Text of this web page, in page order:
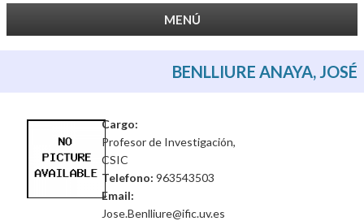
MENÚ
BENLLIURE ANAYA, JOSÉ
Cargo:
Profesor de Investigación,
CSIC
Telefono: 963543503
Email:
Jose.Benlliure@ific.uv.es